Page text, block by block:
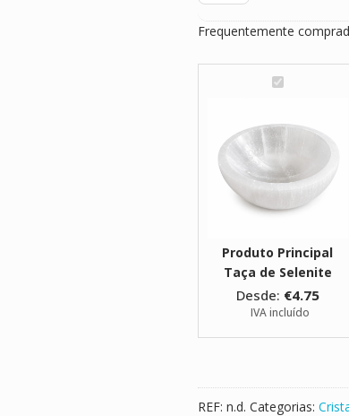
Taça
de
Frequentemente
T
ç
e
e
n
i
t
e
Produto Principal
Taça de Selenite
Desde: €4.75
IVA incluído
REF: n.d. Categorias: